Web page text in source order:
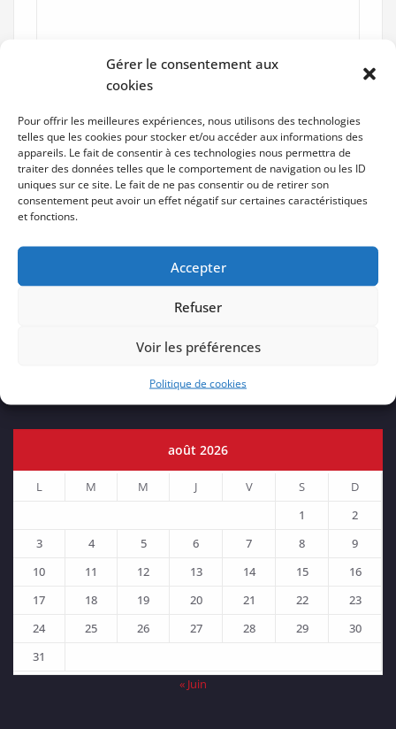
Gérer le consentement aux
cookies
Pour offrir les meilleures expériences, nous utilisons des technologies
telles que les cookies pour stocker et/ou accéder aux informations des
appareils. Le fait de consentir à ces technologies nous permettra de
traiter des données telles que le comportement de navigation ou les ID
uniques sur ce site. Le fait de ne pas consentir ou de retirer son
consentement peut avoir un effet négatif sur certaines caractéristiques
et fonctions.
Accepter
Refuser
Voir les préférences
Politique de cookies
août 2026
L M M J V S
D
1
2
3
4 5 6 7 8
9
10
11 12 13 14 15
16
17
18 19 20 21 22
23
24
25 26 27 28 29
30
31
« Juin